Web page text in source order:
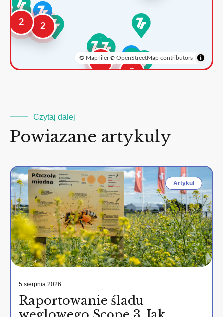
2
2
3
2
© MapTiler© OpenStreetMap contributors
Czytaj dalej
Powiazane artykuly
Artykul
5 sierpnia 2026
Raportowanie śladu
węglowego Scope 3. Jak